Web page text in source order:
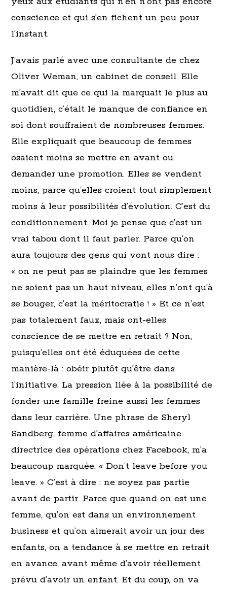
conscience et qui s’en fichent un peu pour
l’instant.
J’avais parlé avec une consultante de chez
Oliver Weman, un cabinet de conseil. Elle
m’avait dit que ce qui la marquait le plus au
quotidien, c’était le manque de confiance en
soi dont souffraient de nombreuses femmes.
Elle expliquait que beaucoup de femmes
osaient moins se mettre en avant ou
demander une promotion. Elles se vendent
moins, parce qu’elles croient tout simplement
moins à leur possibilités d’évolution. C’est du
conditionnement. Moi je pense que c’est un
vrai tabou dont il faut parler. Parce qu’on
aura toujours des gens qui vont nous dire :
« on ne peut pas se plaindre que les femmes
ne soient pas un haut niveau, elles n’ont qu’à
se bouger, c’est la méritocratie ! » Et ce n’est
pas totalement faux, mais ont-elles
conscience de se mettre en retrait ? Non,
puisqu’elles ont été éduquées de cette
manière-là : obéir plutôt qu’être dans
l’initiative. La pression liée à la possibilité de
fonder une famille freine aussi les femmes
dans leur carrière. Une phrase de Sheryl
Sandberg, femme d’affaires américaine
directrice des opérations chez Facebook, m’a
beaucoup marquée. « Don’t leave before you
leave. » C’est à dire : ne soyez pas partie
avant de partir. Parce que quand on est une
femme, qu’on est dans un environnement
business et qu’on aimerait avoir un jour des
enfants, on a tendance à se mettre en retrait
en avance, avant même d’avoir réellement
prévu d’avoir un enfant. Et du coup, on va